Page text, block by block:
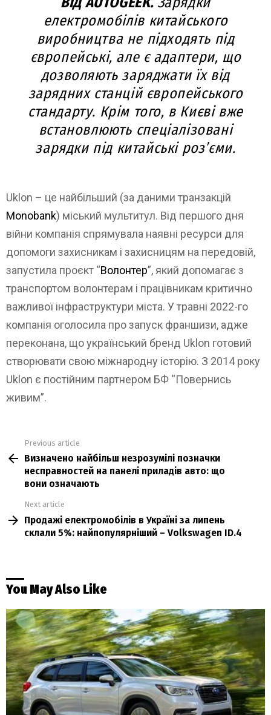
електромобілів китайського
виробництва не підходять під
європейські, але є адаптери, що
дозволяють заряджати їх від
зарядних станцій європейського
стандарту. Крім того, в Києві вже
встановлюють спеціалізовані
зарядки під китайські розʼєми.
Uklon – це найбільший (за даними транзакцій
Monobank) міський мультитул. Від першого дня
війни компанія спрямувала наявні ресурси для
допомоги захисникам і захисницям на передовій,
запустила проєкт “Волонтер”, який допомагає з
транспортом волонтерам і працівникам критично
важливої інфраструктури міста. У травні 2022-го
компанія оголосила про запуск франшизи, адже
переконана, що український бренд Uklon готовий
створювати свою міжнародну історію. З 2014 року
Uklon є постійним партнером БФ “Повернись
живим”.
more
Previous article
Визначено найбільш незрозумілі позначки
несправностей на панелі приладів авто: що
вони означають
Next article
Продажі електромобілів в Україні за липень
склали 5%: найпопулярніший – Volkswagen ID.4
You May Also Like